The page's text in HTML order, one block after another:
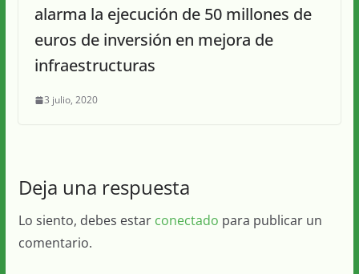
alarma la ejecución de 50 millones de
euros de inversión en mejora de
infraestructuras
3 julio, 2020
Deja una respuesta
Lo siento, debes estar conectado para publicar un
comentario.